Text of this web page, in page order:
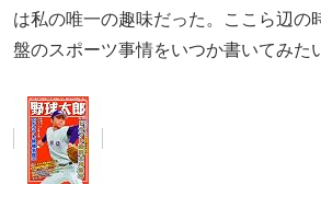
は私の唯一の趣味だった。ここら辺の
盤のスポーツ事情をいつか書いてみた